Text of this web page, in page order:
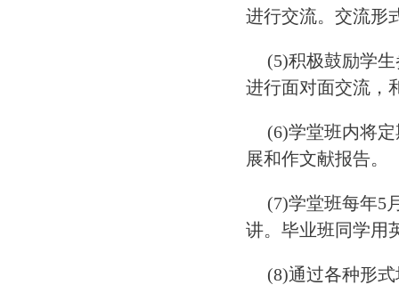
进行交流。交流形
(5)积极鼓励学
进行面对面交流，
(6)学堂班内将
展和作文献报告。
(7)学堂班每年5
讲。毕业班同学用
(8)通过各种形